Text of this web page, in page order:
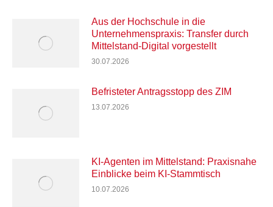
Aus der Hochschule in die
Unternehmenspraxis: Transfer durch
Mittelstand-Digital vorgestellt
30.07.2026
Befristeter Antragsstopp des ZIM
13.07.2026
KI-Agenten im Mittelstand: Praxisnahe
Einblicke beim KI-Stammtisch
10.07.2026